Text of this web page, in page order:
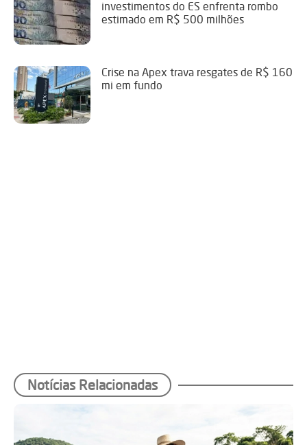
investimentos do ES enfrenta rombo
estimado em R$ 500 milhões
Crise na Apex trava resgates de R$ 160
mi em fundo
Notícias Relacionadas